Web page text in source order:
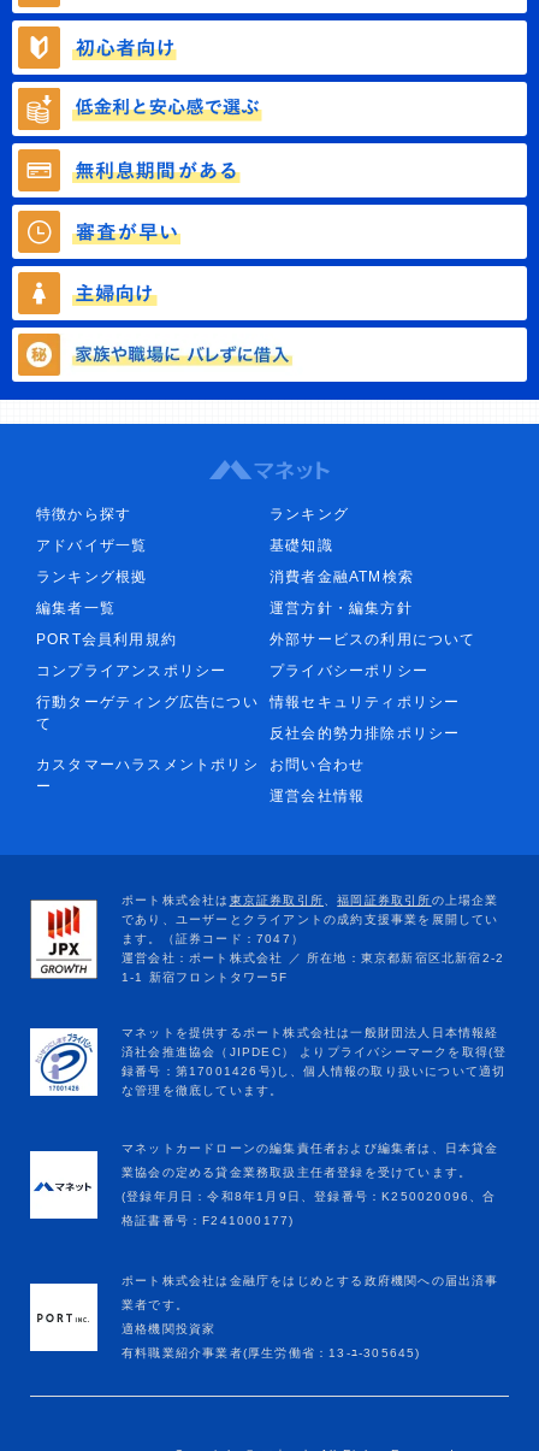
特徴から探す
ランキング
アドバイザ一覧
基礎知識
ランキング根拠
消費者金融ATM検索
編集者一覧
運営方針・編集方針
PORT会員利用規約
外部サービスの利用について
コンプライアンスポリシー
プライバシーポリシー
行動ターゲティング広告につい
て
情報セキュリティポリシー
反社会的勢力排除ポリシー
カスタマーハラスメントポリシ
ー
お問い合わせ
運営会社情報
マネットカードローンの編集責任者および編集者は、日本貸金
業協会の定める貸金業務取扱主任者登録を受けています。
(登録年月日：令和8年1月9日、登録番号：K250020096、合
格証書番号：F241000177)
ポート株式会社は金融庁をはじめとする政府機関への届出済事
業者です。
適格機関投資家
有料職業紹介事業者(厚生労働省：13-ﾕ-305645)